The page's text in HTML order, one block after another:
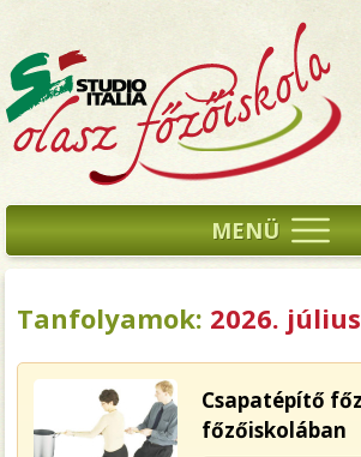
MENÜ
Tanfolyamok: 2026. július
Csapatépítő
főzőiskolában